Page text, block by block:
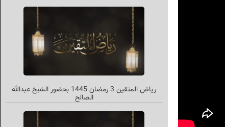
ریاض المتقین 3 رمضان 1445 بحضور الشیخ عبدالله
الصالح